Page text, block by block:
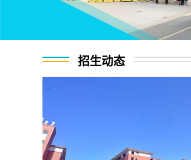
招生动态